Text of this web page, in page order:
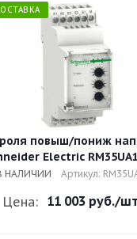
повыш/пониж
Electric
НАЛИЧИИ Артикул:
Цена: 11 003 руб./